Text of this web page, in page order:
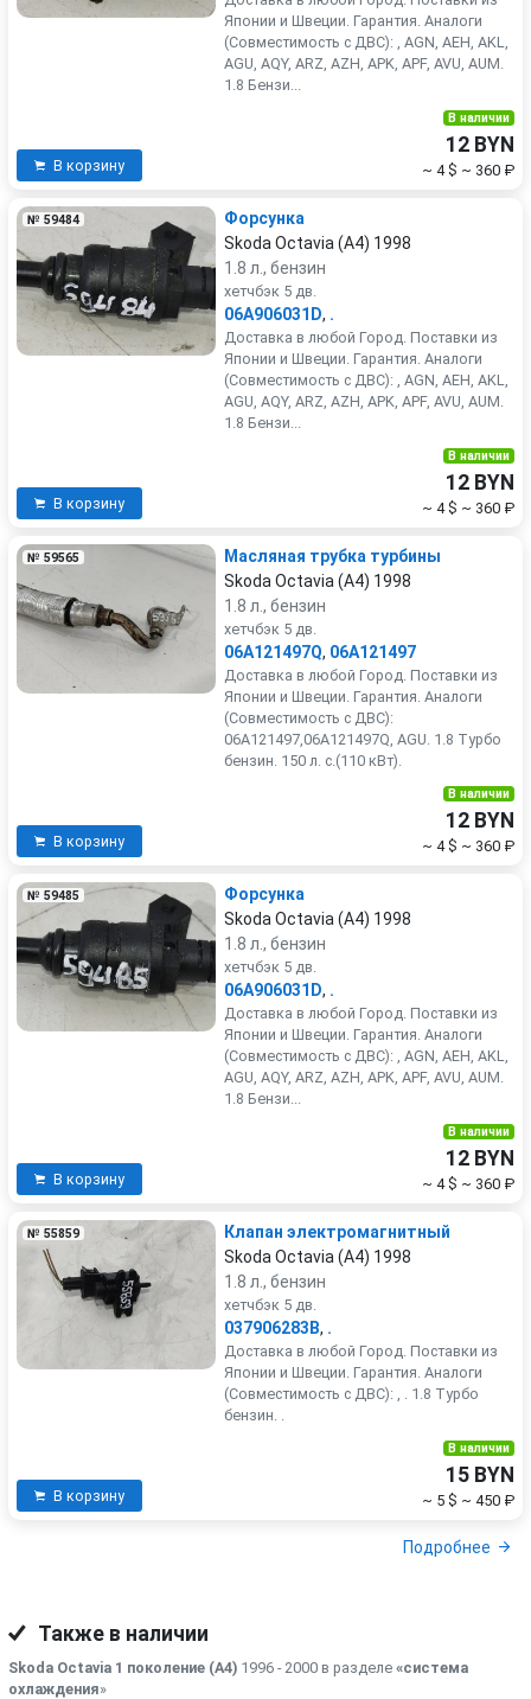
Японии и Швеции. Гарантия. Аналоги
(Совместимость с ДВС): , AGN, AEH, AKL,
AGU, AQY, ARZ, AZH, APK, APF, AVU, AUM.
1.8 Бензи...
В корзину
В наличии
12 BYN
~ 4 $ ~ 360 ₽
№ 59484
Форсунка
Skoda Octavia (A4) 1998
1.8 л., бензин
хетчбэк 5 дв.
06A906031D, .
Доставка в любой Город. Поставки из
Японии и Швеции. Гарантия. Аналоги
(Совместимость с ДВС): , AGN, AEH, AKL,
AGU, AQY, ARZ, AZH, APK, APF, AVU, AUM.
1.8 Бензи...
В корзину
В наличии
12 BYN
~ 4 $ ~ 360 ₽
№ 59565
Масляная трубка турбины
Skoda Octavia (A4) 1998
1.8 л., бензин
хетчбэк 5 дв.
06A121497Q, 06A121497
Доставка в любой Город. Поставки из
Японии и Швеции. Гарантия. Аналоги
(Совместимость с ДВС):
06A121497,06A121497Q, AGU. 1.8 Турбо
бензин. 150 л. с.(110 кВт).
В корзину
В наличии
12 BYN
~ 4 $ ~ 360 ₽
№ 59485
Форсунка
Skoda Octavia (A4) 1998
1.8 л., бензин
хетчбэк 5 дв.
06A906031D, .
Доставка в любой Город. Поставки из
Японии и Швеции. Гарантия. Аналоги
(Совместимость с ДВС): , AGN, AEH, AKL,
AGU, AQY, ARZ, AZH, APK, APF, AVU, AUM.
1.8 Бензи...
В корзину
В наличии
12 BYN
~ 4 $ ~ 360 ₽
№ 55859
Клапан электромагнитный
Skoda Octavia (A4) 1998
1.8 л., бензин
хетчбэк 5 дв.
037906283B, .
Доставка в любой Город. Поставки из
Японии и Швеции. Гарантия. Аналоги
(Совместимость с ДВС): , . 1.8 Турбо
бензин. .
В корзину
В наличии
15 BYN
~ 5 $ ~ 450 ₽
Подробнее
Также в наличии
Skoda Octavia 1 поколение (A4) 1996 - 2000 в разделе «система
охлаждения»